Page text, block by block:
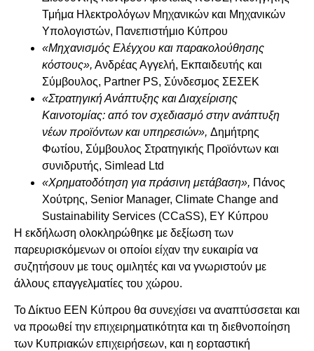
Τμήμα Ηλεκτρολόγων Μηχανικών και Μηχανικών
Υπολογιστών, Πανεπιστήμιο Κύπρου
«Μηχανισμός Ελέγχου και παρακολούθησης
κόστους», Ανδρέας Αγγελή, Εκπαιδευτής και
Σύμβουλος, Partner PS, Σύνδεσμος ΣΕΣΕΚ
«Στρατηγική Ανάπτυξης και Διαχείρισης
Καινοτομίας: από τον σχεδιασμό στην ανάπτυξη
νέων προϊόντων και υπηρεσιών», Δημήτρης
Φωτίου, Σύμβουλος Στρατηγικής Προϊόντων και
συνιδρυτής, Simlead Ltd
«Χρηματοδότηση για πράσινη μετάβαση», Πάνος
Χούτρης, Senior Manager, Climate Change and
Sustainability Services (CCaSS), EY Κύπρου
Η εκδήλωση ολοκληρώθηκε με δεξίωση των
παρευρισκόμενων οι οποίοι είχαν την ευκαιρία να
συζητήσουν με τους ομιλητές και να γνωριστούν με
άλλους επαγγελματίες του χώρου.
Το Δίκτυο ΕΕΝ Κύπρου θα συνεχίσει να αναπτύσσεται και
να προωθεί την επιχειρηματικότητα και τη διεθνοποίηση
των Κυπριακών επιχειρήσεων, και η εορταστική